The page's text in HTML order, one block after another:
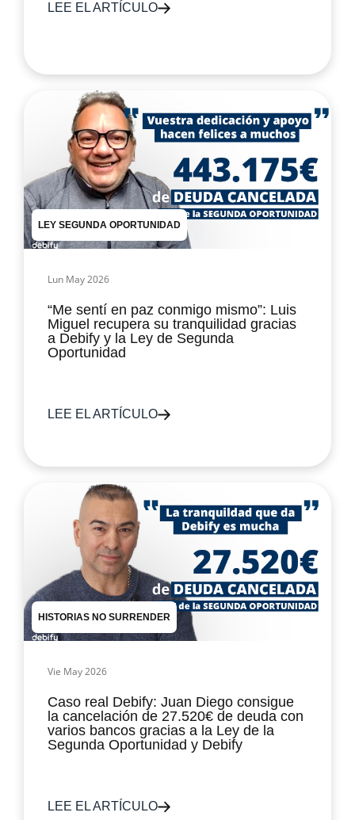
LEE EL ARTÍCULO
LEY SEGUNDA OPORTUNIDAD
Lun May 2026
“Me sentí en paz conmigo mismo”: Luis
Miguel recupera su tranquilidad gracias
a Debify y la Ley de Segunda
Oportunidad
LEE EL ARTÍCULO
HISTORIAS NO SURRENDER
Vie May 2026
Caso real Debify: Juan Diego consigue
la cancelación de 27.520€ de deuda con
varios bancos gracias a la Ley de la
Segunda Oportunidad y Debify
LEE EL ARTÍCULO